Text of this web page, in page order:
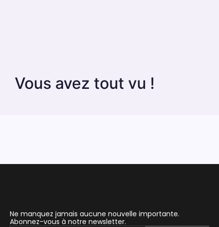
Vous avez tout vu !
Ne manquez jamais aucune nouvelle importante.
Abonnez-vous à notre newsletter.